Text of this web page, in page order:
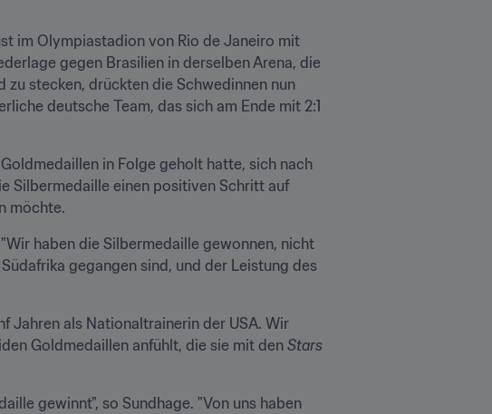
im Olympiastadion von Rio de Janeiro mit
gegen Brasilien in derselben Arena, die
stecken, drückten die Schwedinnen nun
deutsche Team, das sich am Ende mit 2:1
in Folge geholt hatte, sich nach
Silbermedaille einen positiven Schritt auf
möchte.
haben die Silbermedaille gewonnen, nicht
gegangen sind, und der Leistung des
Jahren als Nationaltrainerin der USA. Wir
Goldmedaillen anfühlt, die sie mit den Stars
gewinnt", so Sundhage. "Von uns haben